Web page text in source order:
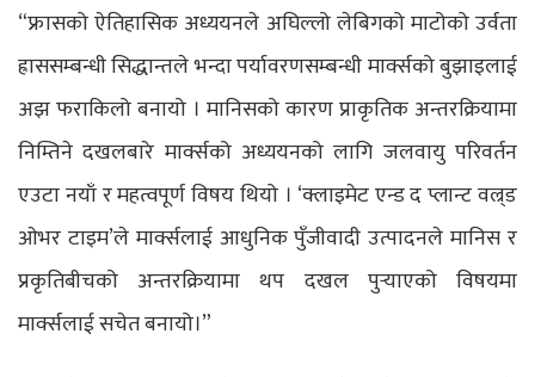
“फ्रासको ऐतिहासिक अध्ययनले अघिल्लो लेबिगको माटोको उर्वता
ह्राससम्बन्धी सिद्धान्तले भन्दा पर्यावरणसम्बन्धी मार्क्सको बुझाइलाई
अझ फराकिलो बनायो । मानिसको कारण प्राकृतिक अन्तरक्रियामा
निम्तिने दखलबारे मार्क्सको अध्ययनको लागि जलवायु परिवर्तन
एउटा नयाँ र महत्वपूर्ण विषय थियो । ‘क्लाइमेट एन्ड द प्लान्ट वल्र्ड
ओभर टाइम’ले मार्क्सलाई आधुनिक पुँजीवादी उत्पादनले मानिस र
प्रकृतिबीचको अन्तरक्रियामा थप दखल पुर्‍याएको विषयमा
मार्क्सलाई सचेत बनायो।”